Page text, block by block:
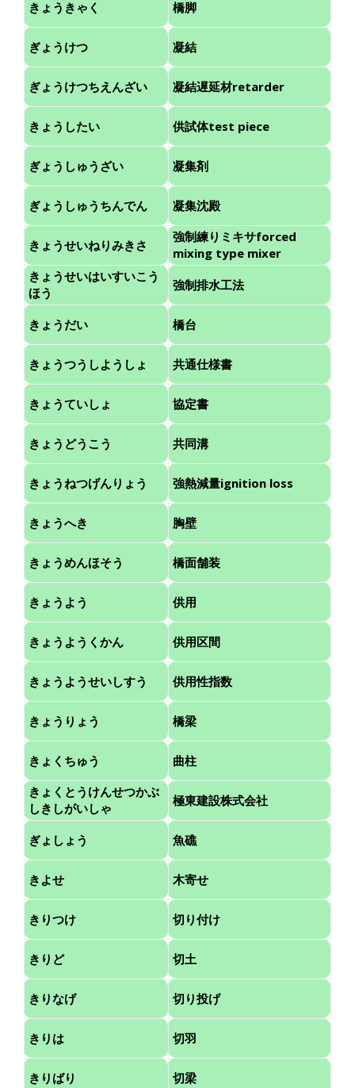
きょうきゃく 橋脚
ぎょうけつ 凝結
ぎょうけつちえんざい 凝結遅延材retarder
きょうしたい 供試体test piece
ぎょうしゅうざい 凝集剤
ぎょうしゅうちんでん 凝集沈殿
きょうせいねりみきさ
強制練りミキサforced
mixing type mixer
きょうせいはいすいこう
ほう
強制排水工法
きょうだい 橋台
きょうつうしようしょ 共通仕様書
きょうていしょ 協定書
きょうどうこう 共同溝
きょうねつげんりょう 強熱減量ignition loss
きょうへき 胸壁
きょうめんほそう 橋面舗装
きょうよう 供用
きょうようくかん 供用区間
きょうようせいしすう 供用性指数
きょうりょう 橋梁
きょくちゅう
曲柱
きょくとうけんせつかぶ
しきしがいしゃ
極東建設株式会社
ぎょしょう 魚礁
きよせ 木寄せ
きりつけ 切り付け
きりど 切土
きりなげ 切り投げ
きりは 切羽
きりばり 切梁